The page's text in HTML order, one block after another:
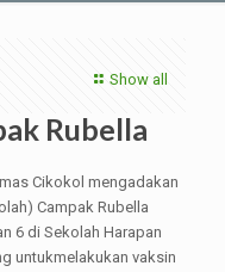
Show all
Rubella
Cikokol mengadakan
Campak Rubella
6 di Sekolah Harapan
untukmelakukan vaksin